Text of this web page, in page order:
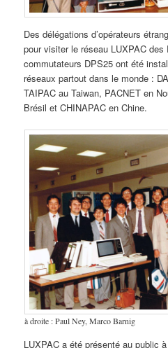
Des délégations d’opérateurs
pour visiter le réseau LUXPAC des
commutateurs DPS25 ont été
réseaux partout dans le monde :
TAIPAC au Taiwan, PACNET en
Brésil et CHINAPAC en Chine.
à droite : Paul Ney, Marco Barnig
LUXPAC a été présenté au public